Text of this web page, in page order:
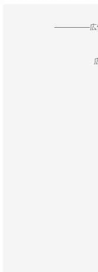
--------------------